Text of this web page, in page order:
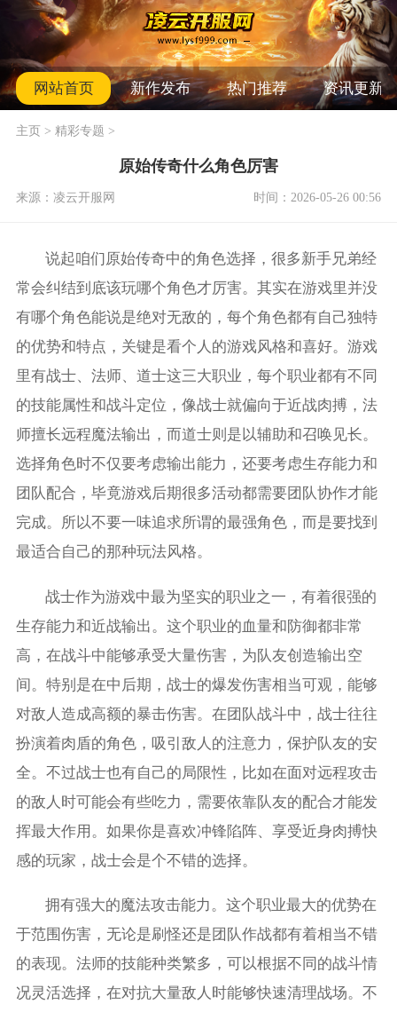
网站首页 新作发布 热门推荐 资讯更新
主页> 精彩专题 >
原始传奇什么角色厉害
来源：凌云开服网 时间：2026-05-26 00:56
说起咱们原始传奇中的角色选择，很多新手兄弟经
常会纠结到底该玩哪个角色才厉害。其实在游戏里并没
有哪个角色能说是绝对无敌的，每个角色都有自己独特
的优势和特点，关键是看个人的游戏风格和喜好。游戏
里有战士、法师、道士这三大职业，每个职业都有不同
的技能属性和战斗定位，像战士就偏向于近战肉搏，法
师擅长远程魔法输出，而道士则是以辅助和召唤见长。
选择角色时不仅要考虑输出能力，还要考虑生存能力和
团队配合，毕竟游戏后期很多活动都需要团队协作才能
完成。所以不要一味追求所谓的最强角色，而是要找到
最适合自己的那种玩法风格。
战士作为游戏中最为坚实的职业之一，有着很强的
生存能力和近战输出。这个职业的血量和防御都非常
高，在战斗中能够承受大量伤害，为队友创造输出空
间。特别是在中后期，战士的爆发伤害相当可观，能够
对敌人造成高额的暴击伤害。在团队战斗中，战士往往
扮演着肉盾的角色，吸引敌人的注意力，保护队友的安
全。不过战士也有自己的局限性，比如在面对远程攻击
的敌人时可能会有些吃力，需要依靠队友的配合才能发
挥最大作用。如果你是喜欢冲锋陷阵、享受近身肉搏快
感的玩家，战士会是个不错的选择。
拥有强大的魔法攻击能力。这个职业最大的优势在
于范围伤害，无论是刷怪还是团队作战都有着相当不错
的表现。法师的技能种类繁多，可以根据不同的战斗情
况灵活选择，在对抗大量敌人时能够快速清理战场。不